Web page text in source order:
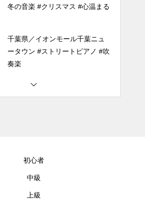
冬の音楽 #クリスマス #心温まる
千葉県／イオンモール千葉ニュ
ータウン #ストリートピアノ #吹
奏楽
（中～上級）【The Dark History
of the Reincarnated Villainess】
ほぼ日1フレーズ THE BLUE H
初心者
中級
上級